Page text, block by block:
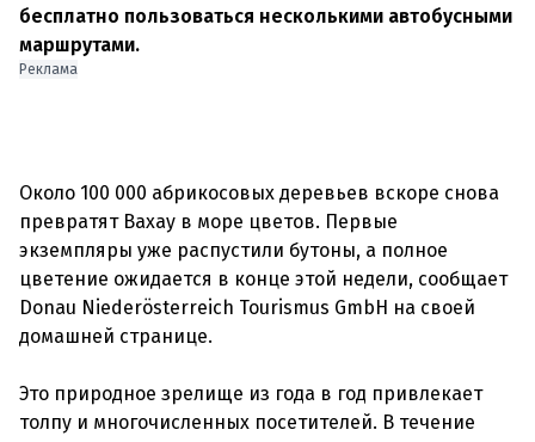
бесплатно пользоваться несколькими автобусными
маршрутами.
Реклама
Около 100 000 абрикосовых деревьев вскоре снова
превратят Вахау в море цветов. Первые
экземпляры уже распустили бутоны, а полное
цветение ожидается в конце этой недели, сообщает
Donau Niederösterreich Tourismus GmbH на своей
домашней странице.
Это природное зрелище из года в год привлекает
толпу и многочисленных посетителей. В течение